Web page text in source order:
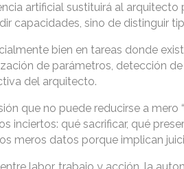
artificial sustituirá al arquitecto
capacidades, sino de distinguir
bien en tareas donde
de parámetros, detección
del arquitecto.
que no puede reducirse a mero
inciertos: qué sacrificar, qué
meros datos porque implican